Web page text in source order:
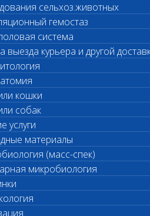
сельхоз.животных
гемостаз
система
выезда курьера и другой
кошки
собак
услуги
материалы
(масс-спек)
микробиология